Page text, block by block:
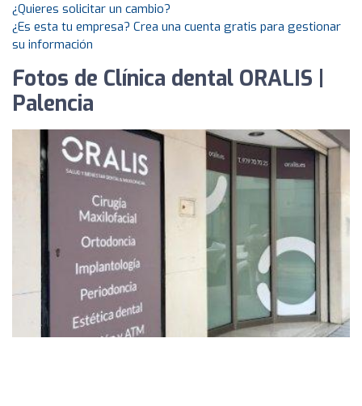
¿Quieres solicitar un cambio?
¿Es esta tu empresa? Crea una cuenta gratis para gestionar
su información
Fotos de Clínica dental ORALIS |
Palencia